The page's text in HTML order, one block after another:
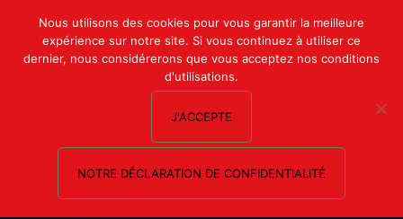
Mon compte
Nous contacter
Nous utilisons des cookies pour vous garantir la meilleure
expérience sur notre site. Si vous continuez à utiliser ce
dernier, nous considérerons que vous acceptez nos conditions
d'utilisations.
J'ACCEPTE
NOTRE DÉCLARATION DE CONFIDENTIALITÉ